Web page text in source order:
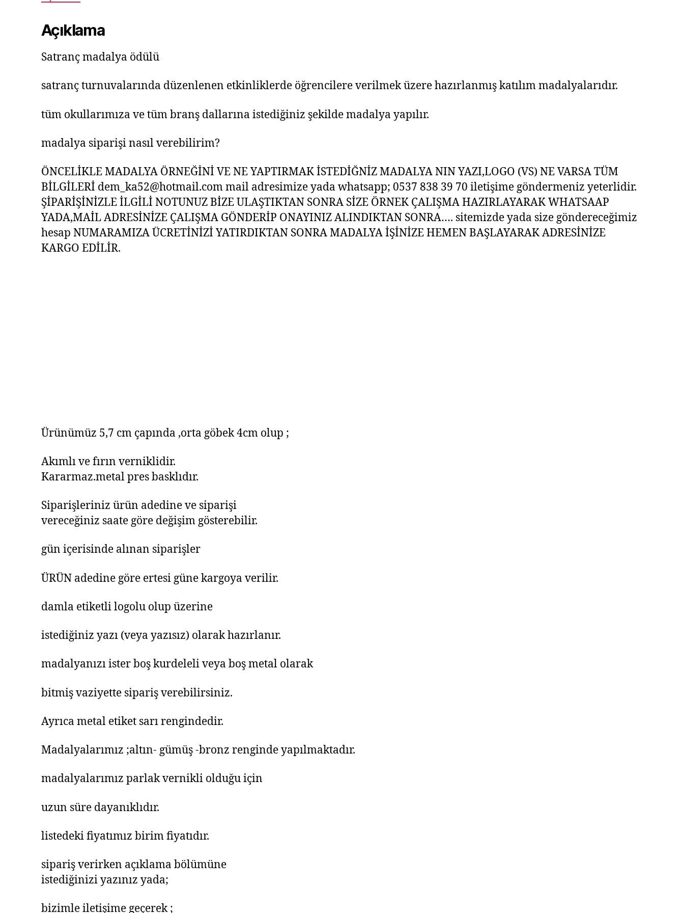
Açıklama
Satranç madalya ödülü
satranç turnuvalarında düzenlenen etkinliklerde öğrencilere verilmek üzere hazırlanmış katılım madalyalarıdır.
tüm okullarımıza ve tüm branş dallarına istediğiniz şekilde madalya yapılır.
madalya siparişi nasıl verebilirim?
ÖNCELİKLE MADALYA ÖRNEĞİNİ VE NE YAPTIRMAK İSTEDİĞNİZ MADALYA NIN YAZI,LOGO (VS) NE VARSA TÜM
BİLGİLERİ dem_ka52@hotmail.com mail adresimize yada whatsapp; 0537 838 39 70 iletişime göndermeniz yeterlidir.
ŞİPARİŞİNİZLE İLGİLİ NOTUNUZ BİZE ULAŞTIKTAN SONRA SİZE ÖRNEK ÇALIŞMA HAZIRLAYARAK WHATSAAP
YADA,MAİL ADRESİNİZE ÇALIŞMA GÖNDERİP ONAYINIZ ALINDIKTAN SONRA…. sitemizde yada size göndereceğimiz
hesap NUMARAMIZA ÜCRETİNİZİ YATIRDIKTAN SONRA MADALYA İŞİNİZE HEMEN BAŞLAYARAK ADRESİNİZE
KARGO EDİLİR.
Ürünümüz 5,7 cm çapında ,orta göbek 4cm olup ;
Akımlı ve fırın verniklidir.
Kararmaz.metal pres basklıdır.
Siparişleriniz ürün adedine ve siparişi
vereceğiniz saate göre değişim gösterebilir.
gün içerisinde alınan siparişler
ÜRÜN adedine göre ertesi güne kargoya verilir.
damla etiketli logolu olup üzerine
istediğiniz yazı (veya yazısız) olarak hazırlanır.
madalyanızı ister boş kurdeleli veya boş metal olarak
bitmiş vaziyette sipariş verebilirsiniz.
Ayrıca metal etiket sarı rengindedir.
Madalyalarımız ;altın- gümüş -bronz renginde yapılmaktadır.
madalyalarımız parlak vernikli olduğu için
uzun süre dayanıklıdır.
listedeki fiyatımız birim fiyatıdır.
sipariş verirken açıklama bölümüne
istediğinizi yazınız yada;
bizimle iletişime geçerek ;